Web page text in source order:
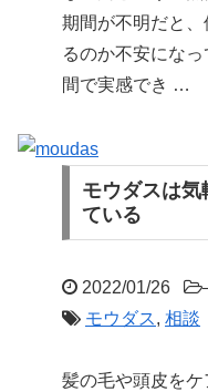
期間が不明だと
るのか不安にな
間で実感でき …
モウダスは気
ている
2022/01/26
モウダス, 相談
髪の毛や頭皮を